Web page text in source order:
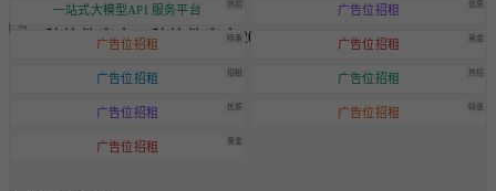
一秒软件官方2024-6-20
一站式大模型API 服务平台 热招 广告位招租 优质
广告位招租 特惠 广告位招租 黄金
广告位招租 招租 广告位招租 热招
广告位招租 优质 广告位招租 特惠
广告位招租 黄金